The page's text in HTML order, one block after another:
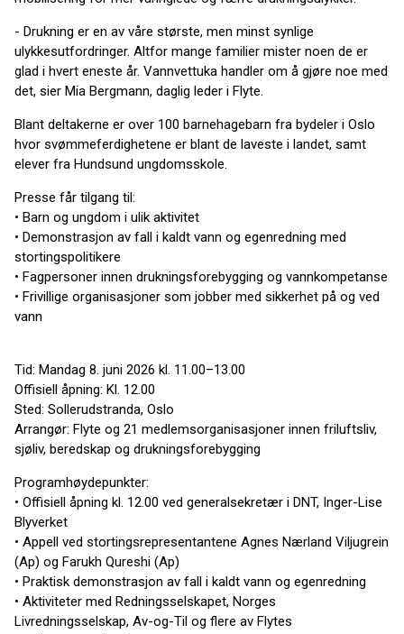
- Drukning er en av våre største, men minst synlige
ulykkesutfordringer. Altfor mange familier mister noen de er
glad i hvert eneste år. Vannvettuka handler om å gjøre noe med
det, sier Mia Bergmann, daglig leder i Flyte.
Blant deltakerne er over 100 barnehagebarn fra bydeler i Oslo
hvor svømmeferdighetene er blant de laveste i landet, samt
elever fra Hundsund ungdomsskole.
Presse får tilgang til:
• Barn og ungdom i ulik aktivitet
• Demonstrasjon av fall i kaldt vann og egenredning med
stortingspolitikere
• Fagpersoner innen drukningsforebygging og vannkompetanse
• Frivillige organisasjoner som jobber med sikkerhet på og ved
vann
Tid: Mandag 8. juni 2026 kl. 11.00–13.00
Offisiell åpning: Kl. 12.00
Sted: Sollerudstranda, Oslo
Arrangør: Flyte og 21 medlemsorganisasjoner innen friluftsliv,
sjøliv, beredskap og drukningsforebygging
Programhøydepunkter:
• Offisiell åpning kl. 12.00 ved generalsekretær i DNT, Inger-Lise
Blyverket
• Appell ved stortingsrepresentantene Agnes Nærland Viljugrein
(Ap) og Farukh Qureshi (Ap)
• Praktisk demonstrasjon av fall i kaldt vann og egenredning
• Aktiviteter med Redningsselskapet, Norges
Livredningsselskap, Av-og-Til og flere av Flytes